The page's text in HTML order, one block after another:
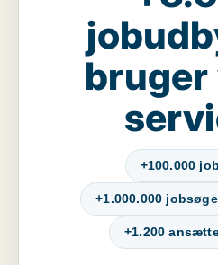
bruger
+100.000
+1.000.000
+1.200